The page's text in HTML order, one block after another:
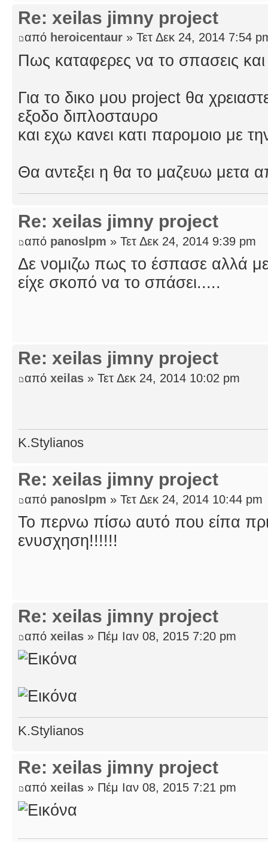
Re: xeilas jimny project
από heroicentaur » Τετ Δεκ 24, 2014 7:54
Πως καταφερες να το σπασεις
Για το δικο μου project θα
εξοδο διπλοσταυρο
και εχω κανει κατι παρομοιο με
Θα αντεξει η θα το μαζευω μετα
Re: xeilas jimny project
από panoslpm » Τετ Δεκ 24, 2014 9:39 pm
Δε νομιζω πως το έσπασε αλλά
είχε σκοπό να το σπάσει.....
Re: xeilas jimny project
από xeilas » Τετ Δεκ 24, 2014 10:02 pm
K.Stylianos
Re: xeilas jimny project
από panoslpm » Τετ Δεκ 24, 2014 10:44 pm
Το περνω πίσω αυτό που είπα
ενυσχηση!!!!!!
Re: xeilas jimny project
από xeilas » Πέμ Ιαν 08, 2015 7:20 pm
K.Stylianos
Re: xeilas jimny project
από xeilas » Πέμ Ιαν 08, 2015 7:21 pm